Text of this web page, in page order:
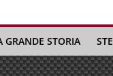
GRANDE STORIA